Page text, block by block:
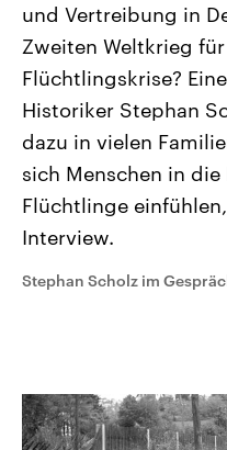
Landtagswahl Sachsen-
2026
Alle Informationen
Sachsen-Anhalt wählt am 6.
September 2026 einen
Landtag. Seit 2021 wird das
Bundesland von einer
Umfragen, Prognosen,
Wahlprogramme, aktuelle
und Hintergründe zu den
und Kandidaten der
Wahl.
Sendungen
und Vertreibung in
Zweiten Weltkrieg
Flüchtlingskrise?
Historiker Stephan
dazu in vielen
sich Menschen in
Flüchtlinge
Interview.
Stephan Scholz im